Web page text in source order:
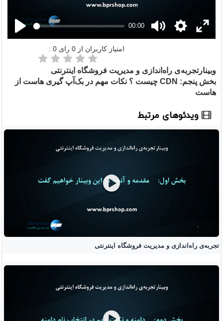
00:00
امتیاز کاربران از 0 رای 0
:
وبینارتجربه‌ی راه‌اندازی و مدیریت فروشگاه اینترنتی
بخش پنجم: CDN چیست ؟ نکات مهم در بک‌آپ گیری هاست از
هاست
ویدئوهای مرتبط
تجربه‌ی راه‌اندازی و مدیریت فروشگاه اینترنتی